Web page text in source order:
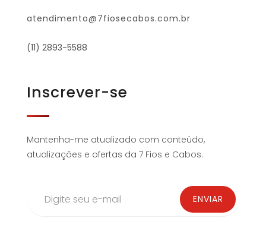
atendimento@7fiosecabos.com.br
(11) 2893-5588
Inscrever-se
Mantenha-me atualizado com conteúdo,
atualizações e ofertas da 7 Fios e Cabos.